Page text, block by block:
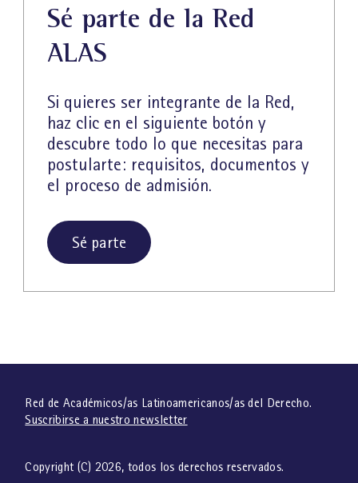
Sé parte de la Red
ALAS
Si quieres ser integrante de la Red,
haz clic en el siguiente botón y
descubre todo lo que necesitas para
postularte: requisitos, documentos y
el proceso de admisión.
Sé parte
Red de Académicos/as Latinoamericanos/as del Derecho.
Suscribirse a nuestro newsletter
Copyright (C) 2026, todos los derechos reservados.